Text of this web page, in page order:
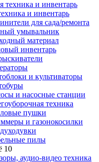
и инвентарь
для сада/ремонта
умывальник
материал
инвентарь
и культиваторы
и насосные станции
техника
пушки
и газонокосилки
пилы
10